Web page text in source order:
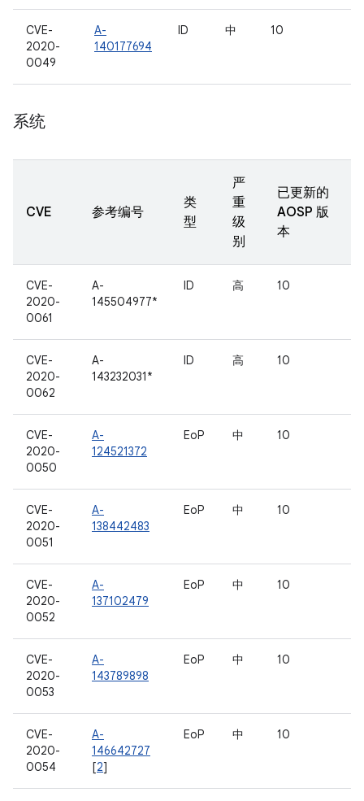
CVE-
2020-
0049
A-
140177694
ID 中 10
系统
CVE 参考编号
类
型
严
重
级
别
已更新的
AOSP 版
本
CVE-
2020-
0061
A-
145504977*
ID 高 10
CVE-
2020-
0062
A-
143232031*
ID 高 10
CVE-
2020-
0050
A-
124521372
EoP 中 10
CVE-
2020-
0051
A-
138442483
EoP 中 10
CVE-
2020-
0052
A-
137102479
EoP 中 10
CVE-
2020-
0053
A-
143789898
EoP 中 10
CVE-
2020-
0054
A-
146642727
[2]
EoP 中 10